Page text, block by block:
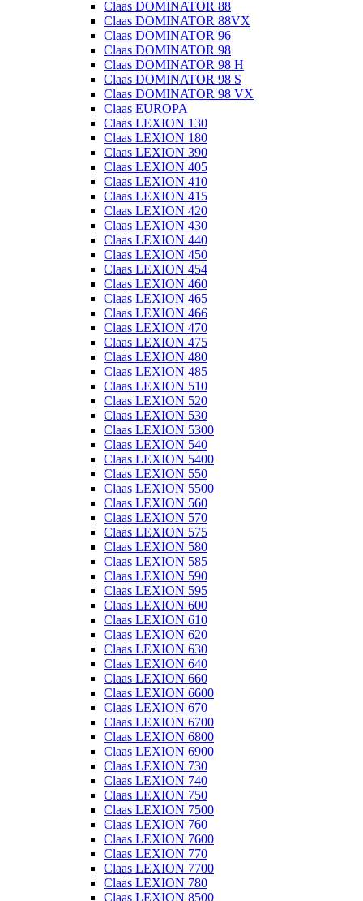
Claas DOMINATOR 88
Claas DOMINATOR 88VX
Claas DOMINATOR 96
Claas DOMINATOR 98
Claas DOMINATOR 98 H
Claas DOMINATOR 98 S
Claas DOMINATOR 98 VX
Claas EUROPA
Claas LEXION 130
Claas LEXION 180
Claas LEXION 390
Claas LEXION 405
Claas LEXION 410
Claas LEXION 415
Claas LEXION 420
Claas LEXION 430
Claas LEXION 440
Claas LEXION 450
Claas LEXION 454
Claas LEXION 460
Claas LEXION 465
Claas LEXION 466
Claas LEXION 470
Claas LEXION 475
Claas LEXION 480
Claas LEXION 485
Claas LEXION 510
Claas LEXION 520
Claas LEXION 530
Claas LEXION 5300
Claas LEXION 540
Claas LEXION 5400
Claas LEXION 550
Claas LEXION 5500
Claas LEXION 560
Claas LEXION 570
Claas LEXION 575
Claas LEXION 580
Claas LEXION 585
Claas LEXION 590
Claas LEXION 595
Claas LEXION 600
Claas LEXION 610
Claas LEXION 620
Claas LEXION 630
Claas LEXION 640
Claas LEXION 660
Claas LEXION 6600
Claas LEXION 670
Claas LEXION 6700
Claas LEXION 6800
Claas LEXION 6900
Claas LEXION 730
Claas LEXION 740
Claas LEXION 750
Claas LEXION 7500
Claas LEXION 760
Claas LEXION 7600
Claas LEXION 770
Claas LEXION 7700
Claas LEXION 780
Claas LEXION 8500